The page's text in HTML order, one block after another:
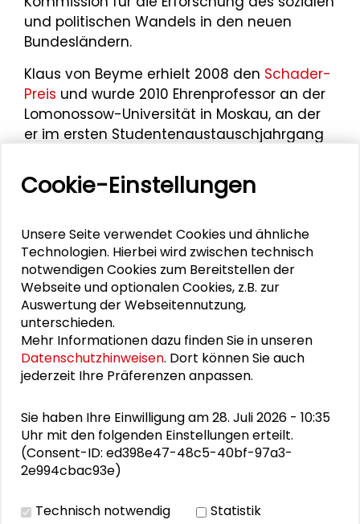
und politischen Wandels in den neuen
Bundesländern.
Klaus von Beyme erhielt 2008 den Schader-
Preis und wurde 2010 Ehrenprofessor an der
Lomonossow-Universität in Moskau, an der
er im ersten Studentenaustauschjahrgang
hatte.
auf Nicole Deitelhoff anlässlich der
Verleihung desSchader-Preises 2017. Er
verstarb im Dezember 2021. Die Schader-
Stiftung verliert mit Klaus von Beyme einen
langjährigen treuen Begleiter, einen
kreativen und kritischen Mitdenker und einen
engagierten Unterstützer der Idee des
Dialogs zwischen
Gesellschaftswissenschaften und Praxis.
Personen im Kontext
Ralf Dahrendorf
Cookie-Einstellungen
Unsere Seite verwendet Cookies und ähnliche
Technologien. Hierbei wird zwischen technisch
notwendigen Cookies zum Bereitstellen der
Webseite und optionalen Cookies, z.B. zur
Auswertung der Webseitennutzung,
unterschieden.
Mehr Informationen dazu finden Sie in unseren
Datenschutzhinweisen. Dort können Sie auch
jederzeit Ihre Präferenzen anpassen.
Sie haben Ihre Einwilligung am 28. Juli 2026 - 10:35
Uhr mit den folgenden Einstellungen erteilt.
(Consent-ID: ed398e47-48c5-40bf-97a3-
2e994cbac93e)
Technisch notwendig Statistik